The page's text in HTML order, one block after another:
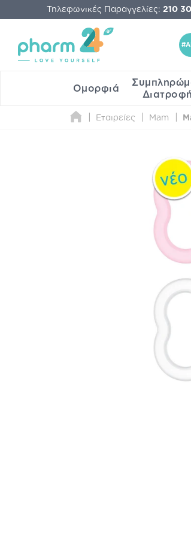
Τηλεφωνικές Παραγγελίες: 210
Ομορφιά
Εταιρείες Mam